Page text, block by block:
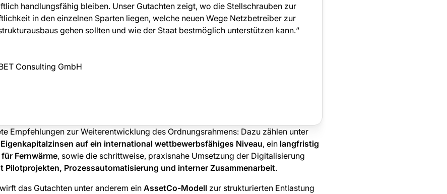
handlungsfähig bleiben. Unser Gutachten zeigt, wo die Stellschrauben zur
in den einzelnen Sparten liegen, welche neuen Wege Netzbetreiber zur
gehen sollten und wie der Staat bestmöglich unterstützen kann.“
Consulting GmbH
Empfehlungen zur Weiterentwicklung des Ordnungsrahmens: Dazu zählen unter
auf ein international wettbewerbsfähiges Niveau, ein langfristig
Fernwärme, sowie die schrittweise, praxisnahe Umsetzung der Digitalisierung
Pilotprojekten, Prozessautomatisierung und interner Zusammenarbeit.
das Gutachten unter anderem ein AssetCo-Modell zur strukturierten Entlastung